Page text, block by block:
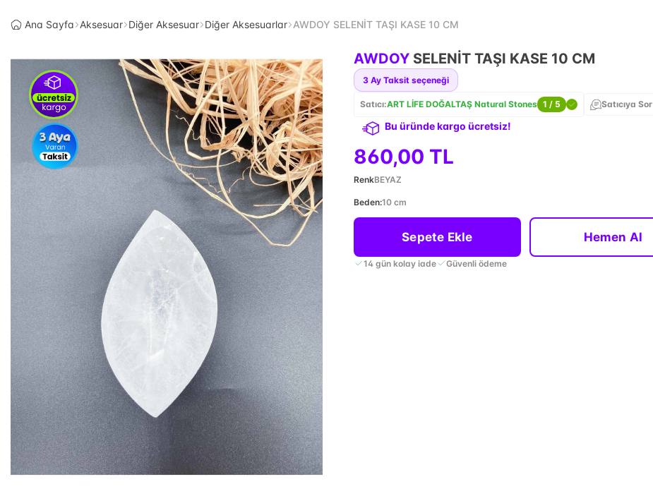
Ana Sayfa Aksesuar Diğer Aksesuar Diğer Aksesuarlar AWDOY SELENİT TAŞI KASE 10 CM
AWDOY SELENİT TAŞI KASE 10 CM
3 Ay Taksit seçeneği
Satıcı:ART LİFE DOĞALTAŞ Natural Stones 1 / 5 Satıcıya Sor
Bu üründe kargo ücretsiz!
860,00 TL
RenkBEYAZ
Beden:10 cm
Sepete Ekle Hemen Al
14 gün kolay iade Güvenli ödeme